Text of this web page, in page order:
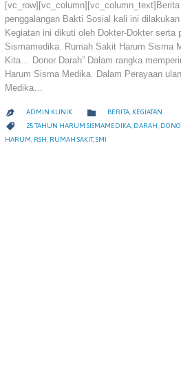
penggalangan Bakti Sosial kali ini
Kegiatan ini dikuti oleh Dokter-Dokter serta
Sismamedika. Rumah Sakit Harum Sisma
Kita… Donor Darah” Dalam rangka
Harum Sisma Medika. Dalam Perayaan
Medika…
 ADMIN KLINIK  CATEGORY
BERITA, KEGIATAN
 CATEGORY
25 TAHUN HARUM SISMAMEDIKA, DARAH,
HARUM RSH RUMAH SAKIT, SMI